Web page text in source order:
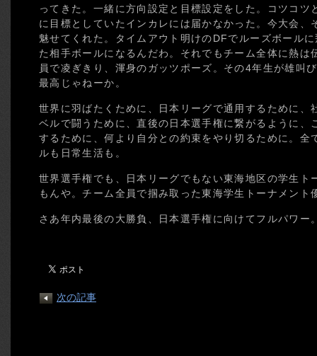
ってきた。一緒に方向設定と目標設定をした。コツコツ
に目標としていたインカレには届かなかった。今大会、
魅せてくれた。タイムアウト明けのDFでルーズボール
た相手ボールになるんだわ。それでもチーム全体に熱は
員で凌ぎきり、渾身のガッツポーズ。その4年生が雄叫
最高じゃねーか。
世界に羽ばたくために、日本リーグで通用するために、
ベルで闘うために、直後の日本選手権に繋がるように、
するために、何より自分との約束をやり切るために。全
ルも日常生活も。
世界選手権でも、日本リーグでもない東海地区の学生ト
もんや。チーム全員で掴み取った東海学生トーナメント
さあ年内最後の大勝負、日本選手権に向けてフルパワー
次の記事